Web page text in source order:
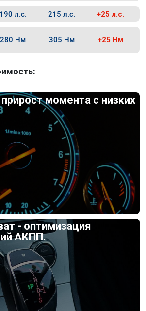
190 л.с. 215 л.с. +25 л.с.
280 Нм 305 Нм +25 Нм
момента с низких
- оптимизация
АКПП.